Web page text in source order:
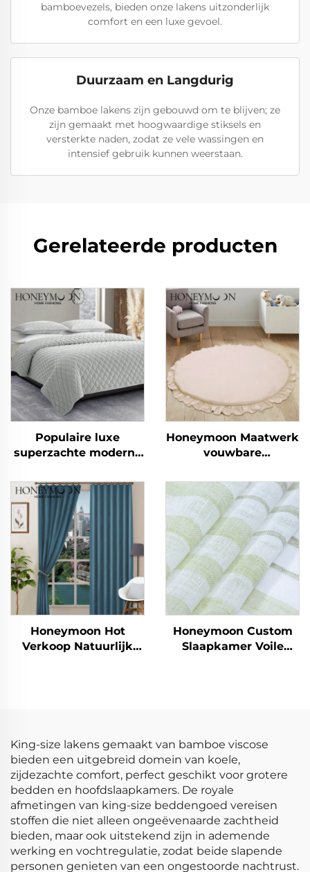
bamboevezels, bieden onze lakens uitzonderlijk
comfort en een luxe gevoel.
Duurzaam en Langdurig
Onze bamboe lakens zijn gebouwd om te blijven; ze
zijn gemaakt met hoogwaardige stiksels en
versterkte naden, zodat ze vele wassingen en
intensief gebruik kunnen weerstaan.
Gerelateerde producten
Populaire luxe
superzachte moderne
koningsmaat 3 stuks
Honeymoon Maatwerk
vouwbare
kinderkruipmat
speelmat baby
speelmat voor de vloer
Honeymoon Hot
Verkoop Natuurlijk
Honeymoon Custom
Slaapkamer Voile
Thuis
King-size lakens gemaakt van bamboe viscose
bieden een uitgebreid domein van koele,
zijdezachte comfort, perfect geschikt voor grotere
bedden en hoofdslaapkamers. De royale
afmetingen van king-size beddengoed vereisen
stoffen die niet alleen ongeëvenaarde zachtheid
bieden, maar ook uitstekend zijn in ademende
werking en vochtregulatie, zodat beide slapende
personen genieten van een ongestoorde nachtrust.